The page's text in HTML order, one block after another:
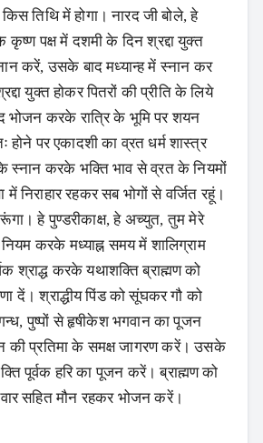
तिथि में होगा। नारद जी बोले, हे
पक्ष में दशमी के दिन श्रद्दा युक्त
करें, उसके बाद मध्यान्ह में स्नान कर
युक्त होकर पितरों की प्रीति के लिये
भोजन करके रात्रि के भूमि पर शयन
होने पर एकादशी का व्रत धर्म शास्त्र
स्नान करके भक्ति भाव से व्रत के नियमों
निराहार रहकर सब भोगों से वर्जित रहूं।
हे पुण्डरीकाक्ष, हे अच्युत, तुम मेरे
करके मध्याह्न समय में शालिग्राम
श्राद्ध करके यथाशक्ति ब्राह्मण को
दें। श्राद्धीय पिंड को सूंघकर गौ को
पुष्पों से हृषीकेश भगवान का पूजन
की प्रतिमा के समक्ष जागरण करें। उसके
पूर्वक हरि का पूजन करें। ब्राह्मण को
सहित मौन रहकर भोजन करें।